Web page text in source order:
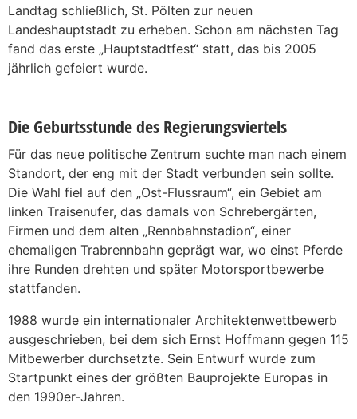
Landtag schließlich, St. Pölten zur neuen
Landeshauptstadt zu erheben. Schon am nächsten Tag
fand das erste „Hauptstadtfest“ statt, das bis 2005
jährlich gefeiert wurde.
Die Geburtsstunde des Regierungsviertels
Für das neue politische Zentrum suchte man nach einem
Standort, der eng mit der Stadt verbunden sein sollte.
Die Wahl fiel auf den „Ost-Flussraum“, ein Gebiet am
linken Traisenufer, das damals von Schrebergärten,
Firmen und dem alten „Rennbahnstadion“, einer
ehemaligen Trabrennbahn geprägt war, wo einst Pferde
ihre Runden drehten und später Motorsportbewerbe
stattfanden.
1988 wurde ein internationaler Architektenwettbewerb
ausgeschrieben, bei dem sich Ernst Hoffmann gegen 115
Mitbewerber durchsetzte. Sein Entwurf wurde zum
Startpunkt eines der größten Bauprojekte Europas in
den 1990er-Jahren.